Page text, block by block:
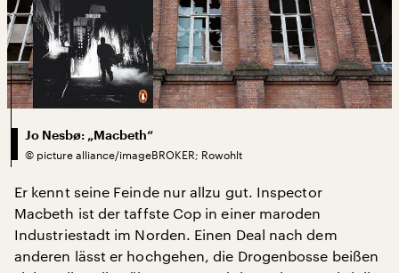
Jo Nesbø: „Macbeth“
© picture alliance/imageBROKER; Rowohlt
Er kennt seine Feinde nur allzu gut. Inspector
Macbeth ist der taffste Cop in einer maroden
Industriestadt im Norden. Einen Deal nach dem
anderen lässt er hochgehen, die Drogenbosse beißen